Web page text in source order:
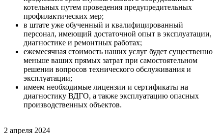
котельных путем проведения предупредительных
профилактических мер;
в штате уже обученный и квалифицированный
персонал, имеющий достаточной опыт в эксплуатации,
диагностике и ремонтных работах;
ежемесячная стоимость наших услуг будет существенно
меньше ваших прямых затрат при самостоятельном
решении вопросов технического обслуживания и
эксплуатации;
имеем необходимые лицензии и сертификаты на
диагностику ВДГО, а также эксплуатацию опасных
производственных объектов.
2 апреля 2024